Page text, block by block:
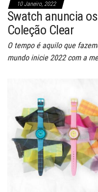
10 Janeiro, 2022
Swatch anuncia
Coleção Clear
O tempo é aquilo que
mundo inicie 2022 com a